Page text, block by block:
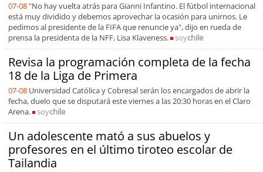
07-08 "No hay vuelta atrás para Gianni Infantino. El fútbol internacional
está muy dividido y debemos aprovechar la ocasión para unirnos. Le
pedimos al presidente de la FIFA que renuncie ya", dijo en rueda de
prensa la presidenta de la NFF, Lisa Klaveness.
soychile
Revisa la programación completa de la fecha
18 de la Liga de Primera
07-08 Universidad Católica y Cobresal serán los encargados de abrir la
fecha, duelo que se disputará este viernes a las 20:30 horas en el Claro
Arena.
soychile
Un adolescente mató a sus abuelos y
profesores en el último tiroteo escolar de
Tailandia